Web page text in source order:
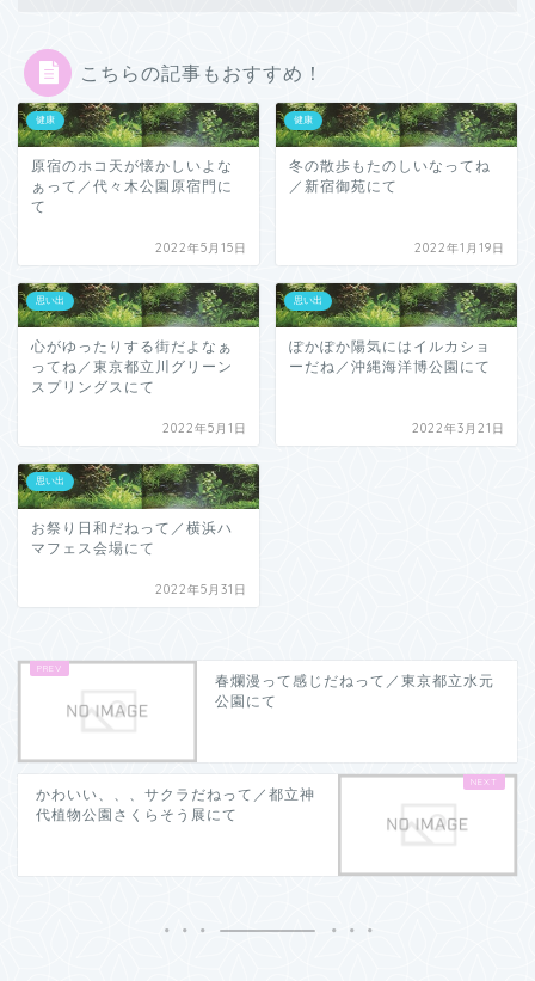
こちらの記事もおすすめ！
健康
原宿のホコ天が懐かしいよな
ぁって／代々木公園原宿門に
て
2022年5月15日
健康
冬の散歩もたのしいなってね
／新宿御苑にて
2022年1月19日
思い出
心がゆったりする街だよなぁ
ってね／東京都立川グリーン
スプリングスにて
2022年5月1日
思い出
ぽかぽか陽気にはイルカショ
ーだね／沖縄海洋博公園にて
2022年3月21日
思い出
お祭り日和だねって／横浜ハ
マフェス会場にて
2022年5月31日
春爛漫って感じだねって／東京都立水元
公園にて
かわいい、、、サクラだねって／都立神
代植物公園さくらそう展にて